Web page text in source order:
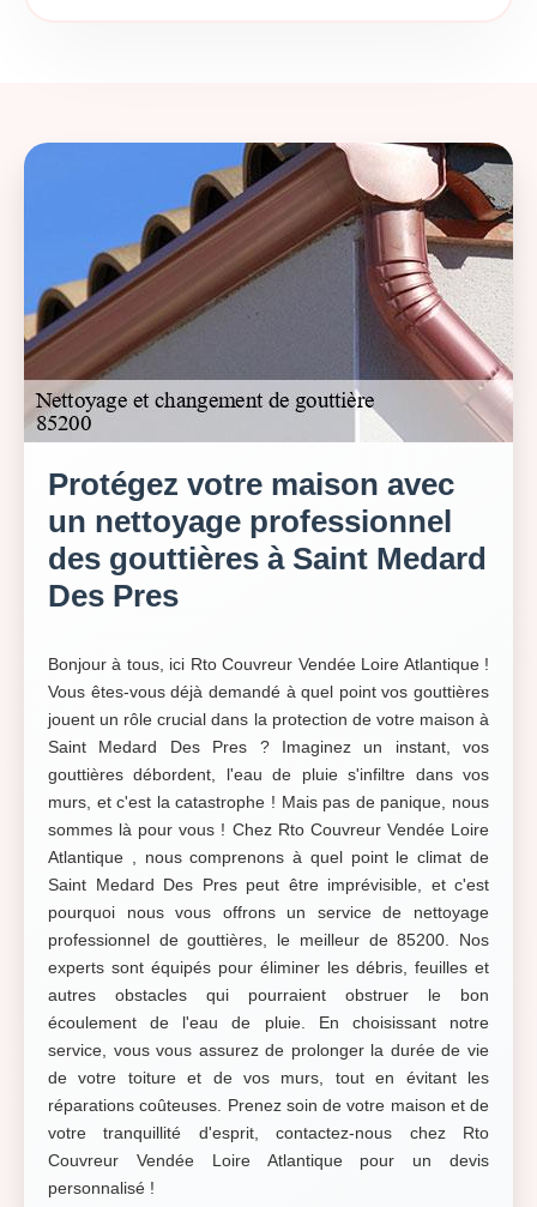
Protégez votre maison avec
un nettoyage professionnel
des gouttières à Saint Medard
Des Pres
Bonjour à tous, ici Rto Couvreur Vendée Loire Atlantique !
Vous êtes-vous déjà demandé à quel point vos gouttières
jouent un rôle crucial dans la protection de votre maison à
Saint Medard Des Pres ? Imaginez un instant, vos
gouttières débordent, l'eau de pluie s'infiltre dans vos
murs, et c'est la catastrophe ! Mais pas de panique, nous
sommes là pour vous ! Chez Rto Couvreur Vendée Loire
Atlantique , nous comprenons à quel point le climat de
Saint Medard Des Pres peut être imprévisible, et c'est
pourquoi nous vous offrons un service de nettoyage
professionnel de gouttières, le meilleur de 85200. Nos
experts sont équipés pour éliminer les débris, feuilles et
autres obstacles qui pourraient obstruer le bon
écoulement de l'eau de pluie. En choisissant notre
service, vous vous assurez de prolonger la durée de vie
de votre toiture et de vos murs, tout en évitant les
réparations coûteuses. Prenez soin de votre maison et de
votre tranquillité d'esprit, contactez-nous chez Rto
Couvreur Vendée Loire Atlantique pour un devis
personnalisé !